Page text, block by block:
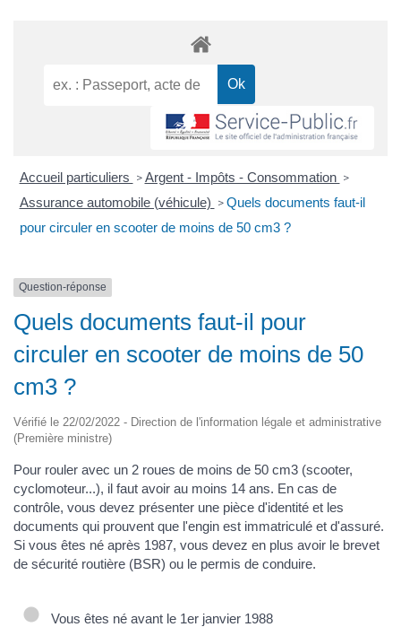
Accueil particuliers > Argent - Impôts - Consommation >
Assurance automobile (véhicule) > Quels documents faut-il
pour circuler en scooter de moins de 50 cm3 ?
Question-réponse
Quels documents faut-il pour
circuler en scooter de moins de 50
cm3 ?
Vérifié le 22/02/2022 - Direction de l'information légale et administrative
(Première ministre)
Pour rouler avec un 2 roues de moins de 50 cm3 (scooter,
cyclomoteur...), il faut avoir au moins 14 ans. En cas de
contrôle, vous devez présenter une pièce d'identité et les
documents qui prouvent que l'engin est immatriculé et d'assuré.
Si vous êtes né après 1987, vous devez en plus avoir le brevet
de sécurité routière (BSR) ou le permis de conduire.
Vous êtes né avant le 1er janvier 1988